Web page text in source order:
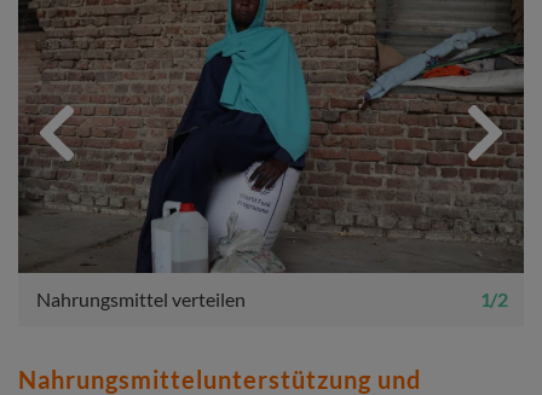
Previous
Nahrungsmittel verteilen 1 / 2
Next
Nahrungsmittelunterstützung und